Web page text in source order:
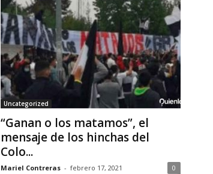
Uncategorized
“Ganan o los matamos”, el
mensaje de los hinchas del
Colo...
Mariel Contreras - febrero 17, 2021 0